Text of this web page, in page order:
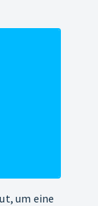
um eine